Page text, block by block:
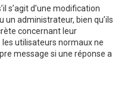
s’agit d’une modification
administrateur, bien qu’ils
concernant leur
utilisateurs normaux ne
message si une réponse a